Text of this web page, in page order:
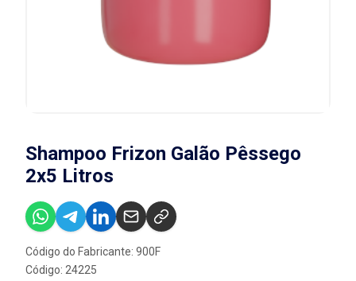
Shampoo Frizon Galão Pêssego
2x5 Litros
Código do Fabricante: 900F
Código: 24225